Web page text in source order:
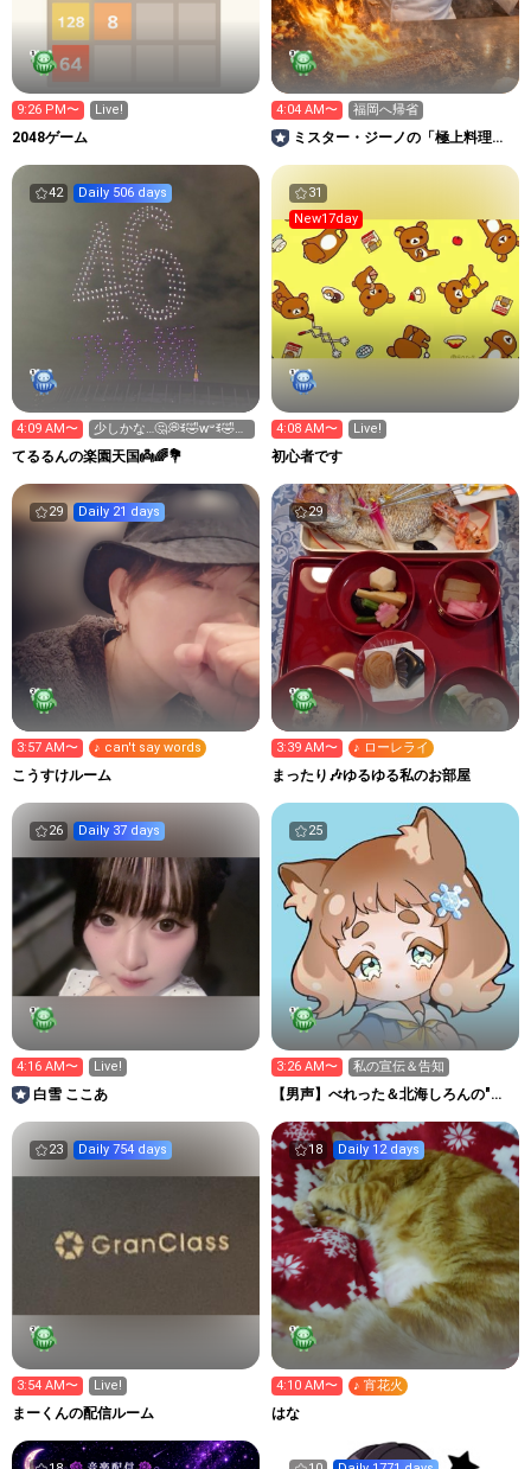
9:26 PM〜 Live!
2048ゲーム
4:04 AM〜 福岡へ帰省
ミスター・ジーノの「極上料理と
42 Daily 506 days
4:09 AM〜
少しかな…🤔💭ꉂ🤣w‪𐤔ꉂ🤣
てるるんの楽園天国👼🌈💐
31
New17day
4:08 AM〜 Live!
初心者です
29 Daily 21 days
3:57 AM〜 ♪ can't say words
こうすけルーム
29
3:39 AM〜 ♪ ローレライ
まったり🎶ゆるゆる私のお部屋
26 Daily 37 days
4:16 AM〜 Live!
白雪 ここあ
25
3:26 AM〜 私の宣伝＆告知
【男声】べれった＆北海しろんの"推
23 Daily 754 days
3:54 AM〜 Live!
まーくんの配信ルーム
18 Daily 12 days
4:10 AM〜 ♪ 宵花火
はな